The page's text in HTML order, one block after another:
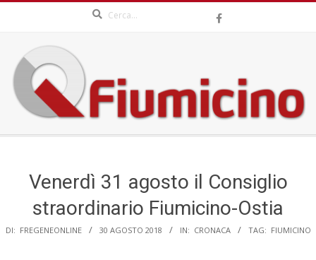
content
QFIUMICINO.COM
Venerdì 31 agosto il Consiglio
straordinario Fiumicino-Ostia
DI: FREGENEONLINE 30 AGOSTO 2018 IN: CRONACA TAG: FIUMICINO